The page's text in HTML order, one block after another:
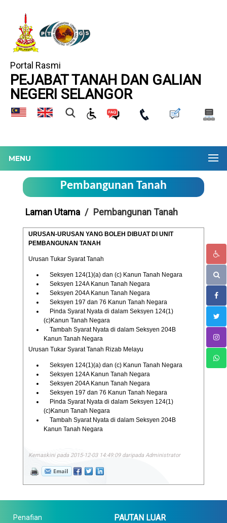
Portal Rasmi
PEJABAT TANAH DAN GALIAN
NEGERI SELANGOR
MENU
Pembangunan Tanah
Laman Utama Pembangunan Tanah
URUSAN-URUSAN YANG BOLEH DIBUAT DI UNIT
PEMBANGUNAN TANAH
Urusan Tukar Syarat Tanah
Seksyen 124(1)(a) dan (c) Kanun Tanah Negara
Seksyen 124A Kanun Tanah Negara
Seksyen 204A Kanun Tanah Negara
Seksyen 197 dan 76 Kanun Tanah Negara
Pinda Syarat Nyata di dalam Seksyen 124(1)
(c)Kanun Tanah Negara
Tambah Syarat Nyata di dalam Seksyen 204B
Kanun Tanah Negara
Urusan Tukar Syarat Tanah Rizab Melayu
Seksyen 124(1)(a) dan (c) Kanun Tanah Negara
Seksyen 124A Kanun Tanah Negara
Seksyen 204A Kanun Tanah Negara
Seksyen 197 dan 76 Kanun Tanah Negara
Pinda Syarat Nyata di dalam Seksyen 124(1)
(c)Kanun Tanah Negara
Tambah Syarat Nyata di dalam Seksyen 204B
Kanun Tanah Negara
Kemaskini pada 2015-12-03 14:49:09 daripada Administrator
Penafian PAUTAN LUAR